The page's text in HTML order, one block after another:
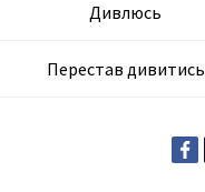
Дивлюсь
Перестав дивитись